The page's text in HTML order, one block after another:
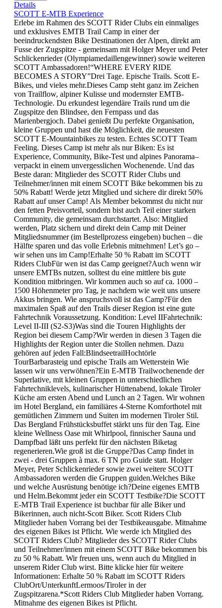
Details
SCOTT E-MTB Experience
Erlebe im Rahmen des SCOTT Rider Clubs ein einmaliges
und exklusives EMTB Trail Camp in einer der
beeindruckendsten Bike Destinationen der Alpen, direkt am
Fusse der Zugspitze - gemeinsam mit Holger Meyer und Peter
Schlickenrieder (Olympiamedaillengewinner) sowie weiteren
SCOTT Ambassadoren!“WHERE EVERY RIDE
BECOMES A STORY”Drei Tage. Epische Trails. Scott E-
Bikes, und vieles mehr.Dieses Camp steht ganz im Zeichen
von Trailflow, alpiner Kulisse und modernster EMTB-
Technologie. Du erkundest legendäre Trails rund um die
Zugspitze den Blindsee, den Fernpass und das
Marienbergjoch. Dabei genießt Du perfekte Organisation,
kleine Gruppen und hast die Möglichkeit, die neuesten
SCOTT E-Mountainbikes zu testen. Echtes SCOTT Team
Feeling. Dieses Camp ist mehr als nur Biken: Es ist
Experience, Community, Bike-Test und alpines Panorama–
verpackt in einem unvergesslichen Wochenende. Und das
Beste daran: Mitglieder des SCOTT Rider Clubs und
Teilnehmer/innen mit einem SCOTT Bike bekommen bis zu
50% Rabatt! Werde jetzt Mitglied und sichere dir direkt 50%
Rabatt auf unser Camp! Als Member bekommst du nicht nur
den fetten Preisvorteil, sondern bist auch Teil einer starken
Community, die gemeinsam durchstartet. Also: Mitglied
werden, Platz sichern und direkt dein Camp mit Deiner
Mitgliedsnummer (im Bestellprozess eingeben) buchen – die
Hälfte sparen und das volle Erlebnis mitnehmen! Let’s go –
wir sehen uns im Camp!Erhalte 50 % Rabatt im SCOTT
Riders ClubFür wen ist das Camp geeignet?Auch wenn wir
unsere EMTBs nutzen, solltest du eine mittlere bis gute
Kondition mitbringen. Wir kommen auch so auf ca. 1000 –
1500 Höhenmeter pro Tag, je nachdem wie weit uns unsere
Akkus bringen. Wie anspruchsvoll ist das Camp?Für den
maximalen Spaß auf den Trails dieser Region ist eine gute
Fahrtechnik Voraussetzung. Kondition: Level IIFahrtechnik:
Level II-III (S2-S3)Was sind die Touren Highlights der
Region bei diesem Camp?Wir werden in diesen 3 Tagen die
Highlights der Region unter die Stollen nehmen. Dazu
gehören auf jeden Fall:BlindseetrailHochtörle
TourBarbarasteig und epische Trails am Wetterstein Wie
lassen wir uns verwöhnen?Ein E-MTB Trailwochenende der
Superlative, mit kleinen Gruppen in unterschiedlichen
Fahrtechniklevels, kulinarischer Hüttenabend, lokale Tiroler
Küche am ersten Abend und Lunch an 2 Tagen. Wir wohnen
im Hotel Bergland, ein familiäres 4-Sterne Komforthotel mit
gemütlichen Zimmern und Suiten im modernen Tiroler Stil.
Das Bergland Frühstücksbuffet stärkt uns für den Tag. Eine
kleine Wellness Oase mit Whirlpool, finnischer Sauna und
Dampfbad läßt uns perfekt für den nächsten Biketag
regenerieren.Wie groß ist die Gruppe?Das Camp findet in
zwei - drei Gruppen à max. 6 TN pro Guide statt. Holger
Meyer, Peter Schlickenrieder sowie zwei weitere SCOTT
Ambassadoren werden die Gruppen guiden.Welches Bike
und welche Ausrüstung benötige ich?Deine eigenes EMTB
und Helm.Bekommt jeder ein SCOTT Testbike?Die SCOTT
E-MTB Trail Experience ist buchbar für alle Biker und
Bikerinnen, auch nicht-Scott Biker. Scott Riders Club
Mitglieder haben Vorrang bei der Testbikeausgabe. Mitnahme
des eigenen Bikes ist Pflicht. Wie werde ich Mitglied des
SCOTT Riders Club? Mitglieder des SCOTT Rider Clubs
und Teilnehmer/innen mit einem SCOTT Bike bekommen bis
zu 50 % Rabatt. Wir freuen uns, wenn auch du Mitglied in
unserem Rider Club wirst. Bitte klicke hier für weitere
Informationen: Erhalte 50 % Rabatt im SCOTT Riders
ClubOrt/UnterkunftLermoos/Tiroler in der
Zugspitzarena.*Scott Riders Club Mitglieder haben Vorrang.
Mitnahme des eigenen Bikes ist Pflicht.